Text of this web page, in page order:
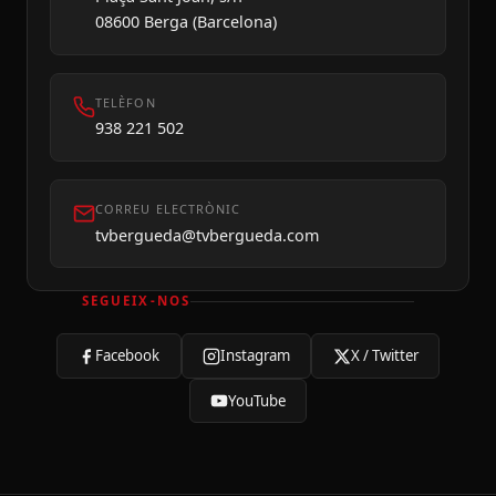
08600 Berga (Barcelona)
TELÈFON
938 221 502
CORREU ELECTRÒNIC
tvbergueda@tvbergueda.com
SEGUEIX-NOS
Facebook Instagram X / Twitter
YouTube